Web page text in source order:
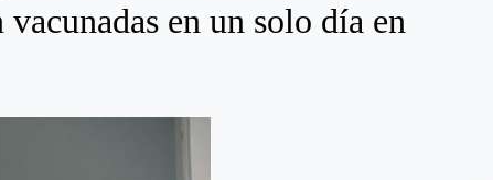
en un solo día en